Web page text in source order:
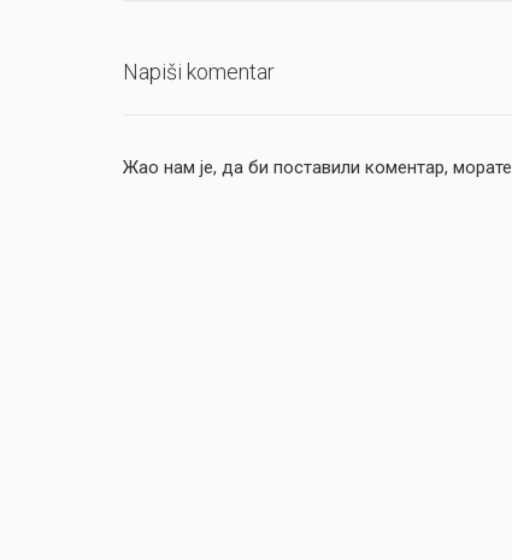
Napiši komentar
Жао нам је, да би поставили коментар, морате